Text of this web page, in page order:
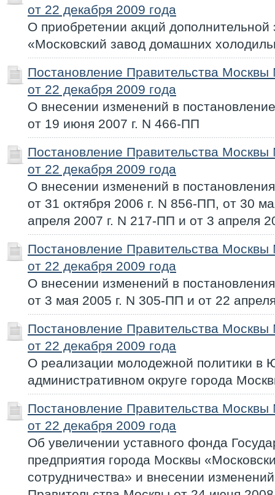
от 22 декабря 2009 года
О приобретении акций
«Московский завод домашних
Постановление Правительства
от 22 декабря 2009 года
О внесении изменений в
от 19 июня 2007 г. N 466-ПП
Постановление Правительства
от 22 декабря 2009 года
О внесении изменений в
от 31 октября 2006 г. N 856-ПП, от 30
апреля 2007 г. N 217-ПП и от 3 апреля
Постановление Правительства
от 22 декабря 2009 года
О внесении изменений в
от 3 мая 2005 г. N 305-ПП и от 22
Постановление Правительства
от 22 декабря 2009 года
О реализации молодежной политики в
административном округе города
Постановление Правительства
от 22 декабря 2009 года
Об увеличении уставного фонда
предприятия города Москвы
сотрудничества» и внесении